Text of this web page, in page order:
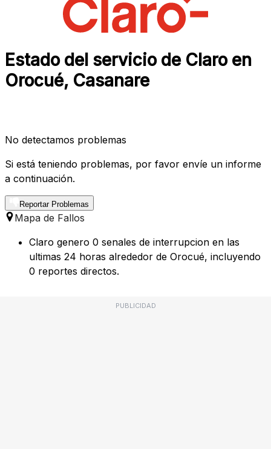
Estado del servicio de Claro en
Orocué, Casanare
No detectamos problemas
Si está teniendo problemas, por favor envíe un informe
a continuación.
Reportar Problemas
Mapa de Fallos
Claro genero 0 senales de interrupcion en las
ultimas 24 horas alrededor de Orocué, incluyendo
0 reportes directos.
PUBLICIDAD